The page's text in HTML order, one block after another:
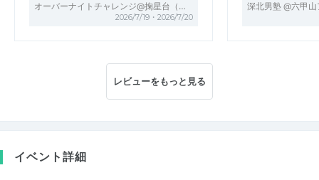
オーバーナイトチャレンジ@掬星台（…
2026/7/19・2026/7/20
深北男塾 @六甲
レビューをもっと見る
イベント詳細